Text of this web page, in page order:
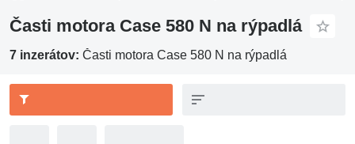
Časti motora Case 580 N na rýpadlá
7 inzerátov: Časti motora Case 580 N na rýpadlá